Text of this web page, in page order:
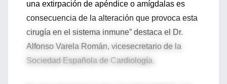
una extirpación de apéndice o amígdalas es
consecuencia de la alteración que provoca esta
cirugía en el sistema inmune” destaca el Dr.
Alfonso Varela Román, vicesecretario de la
Sociedad Española de Cardiología.